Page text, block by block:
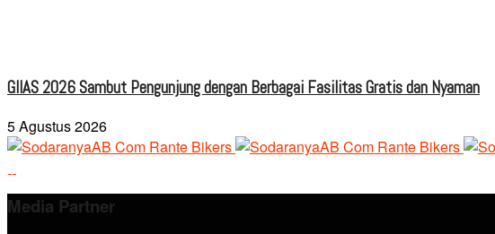
GIIAS 2026 Sambut Pengunjung dengan Berbagai Fasilitas Gratis dan Nyaman
5 Agustus 2026
Media Partner